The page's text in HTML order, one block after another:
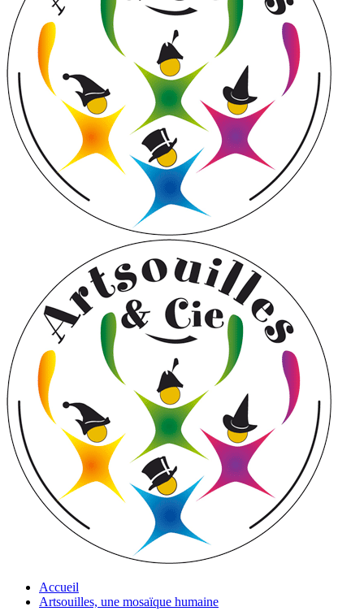
Accueil
Artsouilles, une mosaïque humaine